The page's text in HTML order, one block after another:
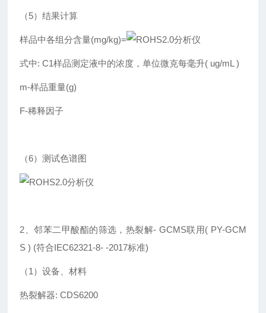
（5）结果计算
样品中各组分含量(mg/kg)=
式中: C1样品测定液中的浓度，单位微克每毫升( ug/mL )
m-样品重量(g)
F-稀释因子
（6）测试色谱图
2、邻苯二甲酸酯的筛选，热裂解- GCMS联用( PY-GCM
S ) (符合IEC62321-8- -2017标准)
（1）设备、材料
热裂解器: CDS6200